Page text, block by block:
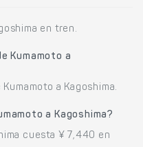
en tren.
Kumamoto a
a Kagoshima.
a Kagoshima?
cuesta ¥ 7,440 en